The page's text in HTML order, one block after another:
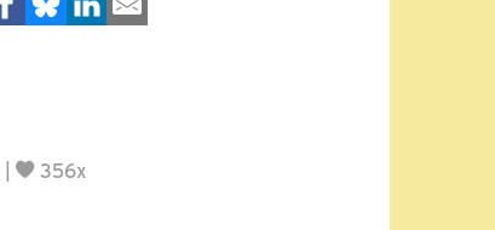
356x